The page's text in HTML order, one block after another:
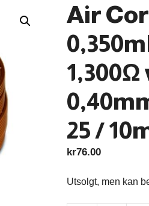
Air
25 /
kr76.00
Utsolgt, men kan